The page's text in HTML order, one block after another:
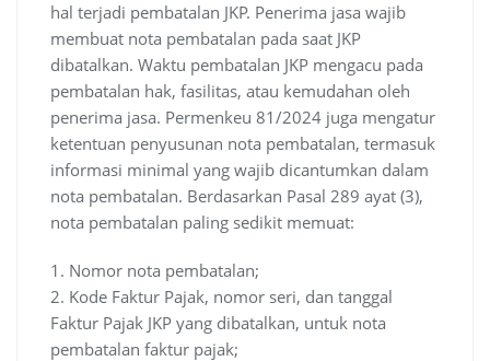
hal terjadi pembatalan JKP. Penerima jasa wajib
membuat nota pembatalan pada saat JKP
dibatalkan. Waktu pembatalan JKP mengacu pada
pembatalan hak, fasilitas, atau kemudahan oleh
penerima jasa. Permenkeu 81/2024 juga mengatur
ketentuan penyusunan nota pembatalan, termasuk
informasi minimal yang wajib dicantumkan dalam
nota pembatalan. Berdasarkan Pasal 289 ayat (3),
nota pembatalan paling sedikit memuat:
1. Nomor nota pembatalan;
2. Kode Faktur Pajak, nomor seri, dan tanggal
Faktur Pajak JKP yang dibatalkan, untuk nota
pembatalan faktur pajak;